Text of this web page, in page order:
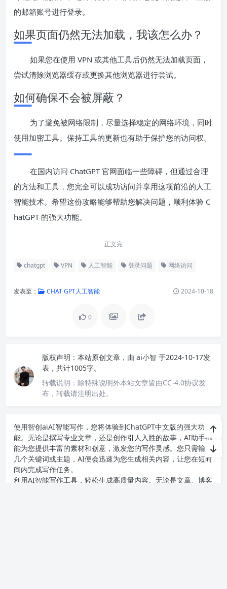
的邮箱账号进行登录。
如果页面仍然无法加载，我该怎么办？
如果您在使用 VPN 或其他工具后仍然无法加载页面，
尝试清除浏览器缓存或更换其他浏览器进行尝试。
如何确保不会被屏蔽？
为了避免被网络限制，尽量选择稳定的网络环境，同时
使用加密工具。保持工具的更新也有助于保护您的访问权。
在国内访问 ChatGPT 官网面临一些障碍，但通过合理
的方法和工具，您完全可以成功访问并享用这项前沿的人工
智能技术。希望这份攻略能够帮助您解决问题，顺利体验 C
hatGPT 的强大功能。
正文完
chatgpt VPN 人工智能 登录问题 网络访问
发表至： CHAT GPT人工智能 2024-10-18
0
版权声明： 本站原创文章，由 ai小智 于2024-10-17发
表，共计1005字。
转载说明： 除特殊说明外本站文章皆由CC-4.0协议发
布，转载请注明出处。
使用智创aiAI智能写作 ，您将体验到ChatGPT中文版的强大功
能。无论是撰写专业文章，还是创作引人入胜的故事，AI助手都
能为您提供丰富的素材和创意，激发您的写作灵感。您只需输入
几个关键词或主题，AI便会迅速为您生成相关内容，让您在短时
间内完成写作任务。
利用AI智能写作工具，轻松生成高质量内容。无论是文章、博客